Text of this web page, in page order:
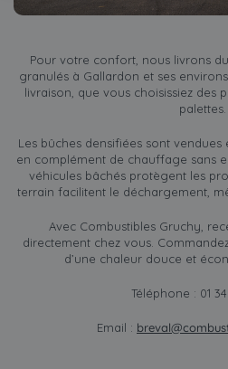
Pour votre confort, nous livrons
granulés à Gallardon et ses
livraison, que vous choisissiez des
palettes.
Les bûches densifiées sont
en complément de chauffage sans
véhicules bâchés protègent les
terrain facilitent le déchargement,
Avec Combustibles Gruchy,
directement chez vous.
d’une chaleur douce et
Téléphone : 01
Email :